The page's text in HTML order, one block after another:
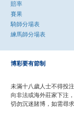
賠率
賽果
騎師分場表
練馬師分場表
博彩要有節制
未滿十八歲人士不得投
向非法或海外莊家下注
切勿沉迷賭博，如需尋